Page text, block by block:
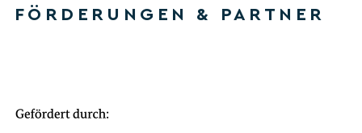
FÖRDERUNGEN & PARTNER